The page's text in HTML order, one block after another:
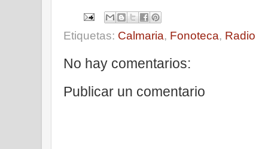
Etiquetas: Calmaria, Fonoteca, Radio
No hay comentarios:
Publicar un comentario